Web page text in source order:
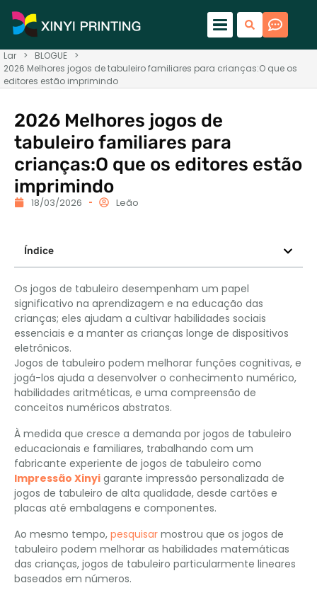
Lar > BLOGUE
>
2026 Melhores jogos de tabuleiro familiares para crianças:O que os
editores estão imprimindo
2026 Melhores jogos de
tabuleiro familiares para
crianças:O que os editores estão
imprimindo
18/03/2026 Leão
Índice
Os jogos de tabuleiro desempenham um papel
significativo na aprendizagem e na educação das
crianças; eles ajudam a cultivar habilidades sociais
essenciais e a manter as crianças longe de dispositivos
eletrônicos.
Jogos de tabuleiro podem melhorar funções cognitivas, e
jogá-los ajuda a desenvolver o conhecimento numérico,
habilidades aritméticas, e uma compreensão de
conceitos numéricos abstratos.
À medida que cresce a demanda por jogos de tabuleiro
educacionais e familiares, trabalhando com um
fabricante experiente de jogos de tabuleiro como
Impressão Xinyi garante impressão personalizada de
jogos de tabuleiro de alta qualidade, desde cartões e
placas até embalagens e componentes.
Ao mesmo tempo, pesquisar mostrou que os jogos de
tabuleiro podem melhorar as habilidades matemáticas
das crianças, jogos de tabuleiro particularmente lineares
baseados em números.